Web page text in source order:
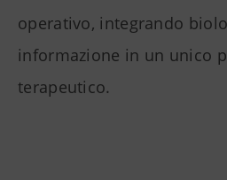
operativo, integrando
informazione in un unico
terapeutico.